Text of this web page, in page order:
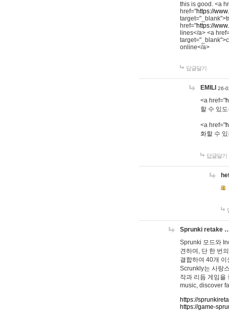
this is good. <a
href="https://
href="https://
lines</a> <a
online</a>
답글달기
EMILI 26-
<a href="
할 수 있
<a href="
화할 수
답글달기
Sprunki retake
Sprunki 모드와
견하며, 단 한 번
결합하여 40개
Scrunkly는 사랑
작과 리듬 게임을
music, discover
https://
https://game-